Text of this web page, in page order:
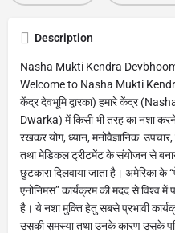
Description
Nasha Mukti Kendra
Welcome to Nasha Mukti
केंद्र देवभूमि द्वारका) हमारे केंद्र
Dwarka) में किसी भी तरह का नशा
रखकर योग, ध्यान, मनोवैज्ञानिक
तथा मेडिकल ट्रीटमेंट के संयोजन से
छुटकारा दिलवाया जाता है। अमेरिका के
एनोनिमस” कार्यक्रम की मदद से विश्व
है। ये नशा मुक्ति हेतु सबसे प्रभावी
उसकी समस्या तथा उनके कारण उसके